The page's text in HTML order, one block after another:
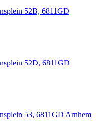
52B, 6811GD
52D, 6811GD
53, 6811GD Arnhem